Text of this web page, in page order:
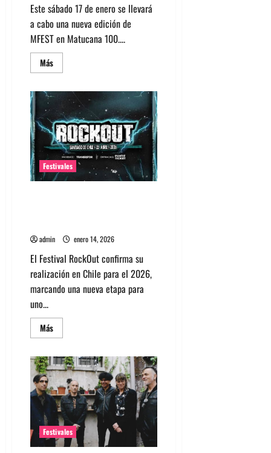
Este sábado 17 de enero se llevará
a cabo una nueva edición de
MFEST en Matucana 100....
MásLeer
más
Horarios
after
party
para
este
sábado
en
MFest
Festivales
admin enero 14, 2026
El Festival RockOut confirma su
realización en Chile para el 2026,
marcando una nueva etapa para
uno...
MásLeer
más
Festival
RockOut
Chile
2026:
Confirmados
y
todo
lo
que
debes
saber
Festivales